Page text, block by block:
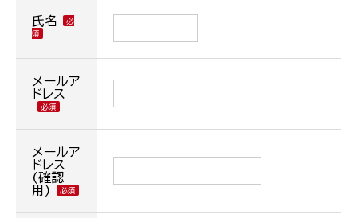
氏名
メールア
ドレス
メールア
ドレス
(確認
用)